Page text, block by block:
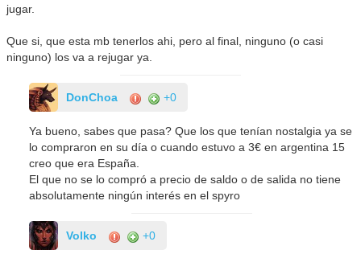
jugar.
Que si, que esta mb tenerlos ahi, pero al final, ninguno (o casi
ninguno) los va a rejugar ya.
DonChoa +0
Ya bueno, sabes que pasa? Que los que tenían nostalgia ya se
lo compraron en su día o cuando estuvo a 3€ en argentina 15
creo que era España.
El que no se lo compró a precio de saldo o de salida no tiene
absolutamente ningún interés en el spyro
Volko +0